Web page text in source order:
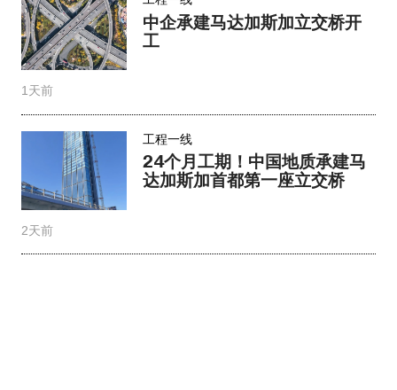
中企承建马达加斯加立交桥开
工
1天前
工程一线
24个月工期！中国地质承建马
达加斯加首都第一座立交桥
2天前